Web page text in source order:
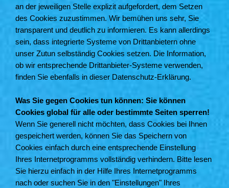
an der jeweiligen Stelle explizit aufgefordert, dem Setzen
des Cookies zuzustimmen. Wir bemühen uns sehr, Sie
transparent und deutlich zu informieren. Es kann allerdings
sein, dass integrierte Systeme von Drittanbietern ohne
unser Zutun selbständig Cookies setzen. Die Information,
ob wir entsprechende Drittanbieter-Systeme verwenden,
finden Sie ebenfalls in dieser Datenschutz-Erklärung.
Was Sie gegen Cookies tun können: Sie können
Cookies global für alle oder bestimmte Seiten sperren!
Wenn Sie generell nicht möchten, dass Cookies bei Ihnen
gespeichert werden, können Sie das Speichern von
Cookies einfach durch eine entsprechende Einstellung
Ihres Internetprogramms vollständig verhindern. Bitte lesen
Sie hierzu einfach in der Hilfe Ihres Internetprogramms
nach oder suchen Sie in den "Einstellungen" Ihres